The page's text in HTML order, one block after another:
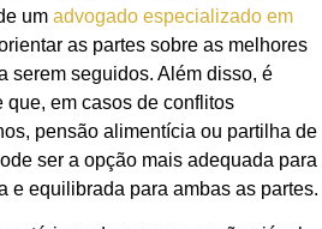
um advogado especializado em
as partes sobre as melhores
serem seguidos. Além disso, é
que, em casos de conflitos
pensão alimentícia ou partilha de
ser a opção mais adequada para
e equilibrada para ambas as partes.